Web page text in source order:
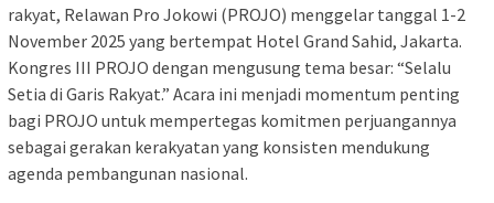
rakyat, Relawan Pro Jokowi (PROJO) menggelar tanggal 1-2
November 2025 yang bertempat Hotel Grand Sahid, Jakarta.
Kongres III PROJO dengan mengusung tema besar: “Selalu
Setia di Garis Rakyat.” Acara ini menjadi momentum penting
bagi PROJO untuk mempertegas komitmen perjuangannya
sebagai gerakan kerakyatan yang konsisten mendukung
agenda pembangunan nasional.